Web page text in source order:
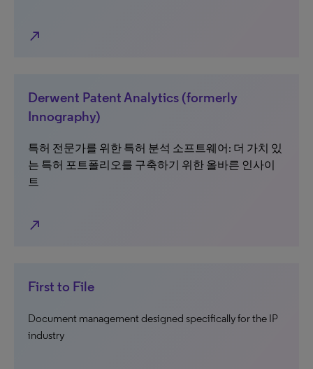
north_east
Derwent Patent Analytics (formerly
Innography)
특허 전문가를 위한 특허 분석 소프트웨어: 더 가치 있
는 특허 포트폴리오를 구축하기 위한 올바른 인사이
트
north_east
First to File
Document management designed specifically for the IP
industry